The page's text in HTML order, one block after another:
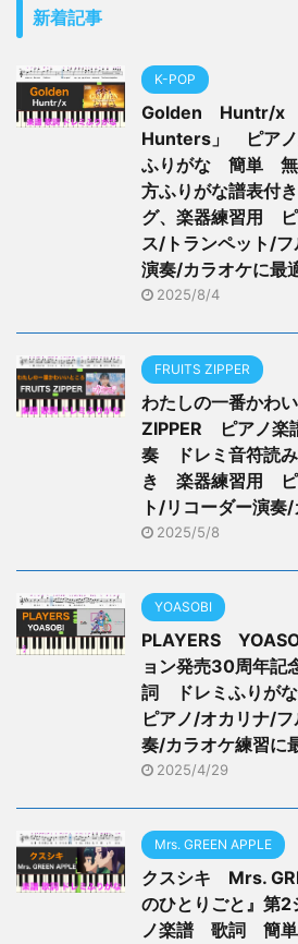
新着記事
K-POP
Golden Huntr/x
Hunters」 ピア
ふりがな 簡単 無
方ふりがな譜表付
グ、楽器練習用
ス/トランペット/
演奏/カラオケに最
2025/8/4
FRUITS ZIPPER
わたしの一番かわ
ZIPPER ピアノ
奏 ドレミ音符読
き 楽器練習用 ピ
ト/リコーダー演奏
2025/5/8
YOASOBI
PLAYERS
ョン発売30周年
詞 ドレミふりが
ピアノ/オカリナ/
奏/カラオケ練習に
2025/4/29
Mrs. GREEN APPLE
クスシキ Mrs.
のひとりごと』第
ノ楽譜 歌詞 簡